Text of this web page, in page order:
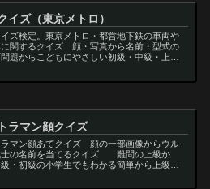
イズ（東京メトロ）
ズ検定。東京メトロ・都営地下鉄の車両や
関するクイズ 顔・写真から名前・型式の
題からこどもにやさしい初級・中級・上級
ラマン顔クイズ
ラマン顔あてクイズ 顔の一部画像からウル
士の名前を当てるクイズ 難問の上級か
・初級の小学生でもわかる簡単から上級者